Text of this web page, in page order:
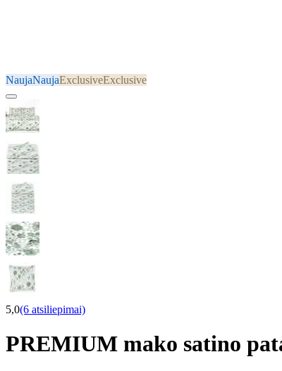
NaujaNaujaExclusiveExclusive
5,0(6 atsiliepimai)
PREMIUM mako satino